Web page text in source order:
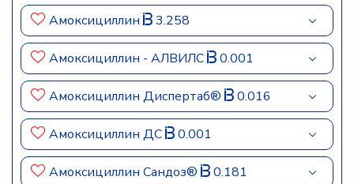
Амоксициллин 3.258
Амоксициллин - АЛВИЛС 0.001
Амоксициллин Диспертаб® 0.016
Амоксициллин ДС 0.001
Амоксициллин Сандоз® 0.181